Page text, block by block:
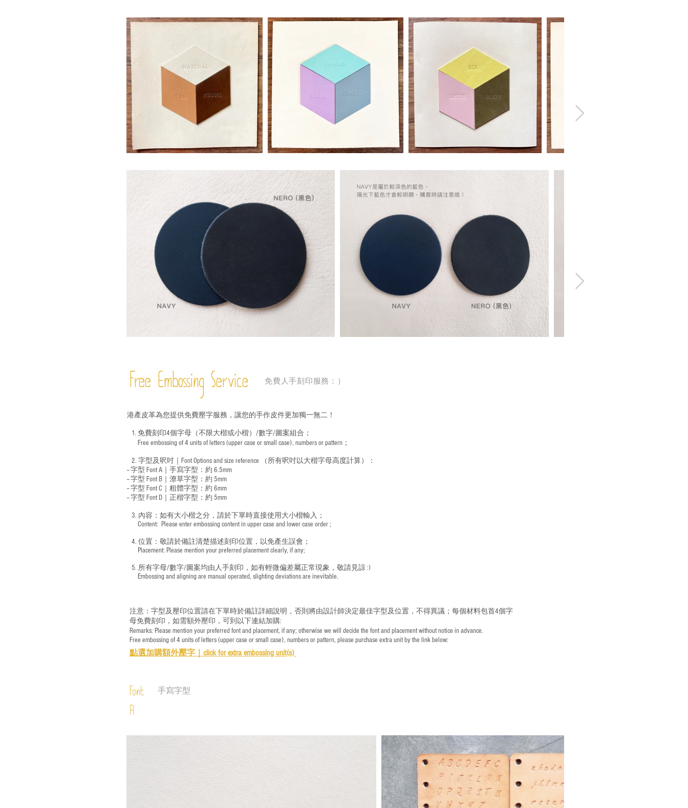
Free Embossing Service 免費人手刻印服務：）
港產皮革為您提供免費壓字服務，讓您的手作皮件更加獨一無二！
1. 免費刻印4個字母（不限大楷或小楷）/數字/圖案組合；
Free embossing of 4 units of letters (upper case or small case), numbers or pattern；
2. 字型及呎吋｜ Font Options and size reference
（所有呎吋以大楷字母高度計算）：
-- 字型 Font A｜手寫字型：約 6.5mm
-- 字型 Font B｜潦草字型： 約 5mm
-- 字型 Font C｜粗體字型：約 6mm
-- 字型 Font D｜正楷字型： 約 5mm
3. 內容：如有大小楷之分，請於下單時直接使用大小楷輸入；
​ Content: Please enter embossing content in upper case and lower case order ;
4. 位置：敬請於備註清楚描述刻印位置，以免產生誤會；
​ Placement: Please mention your preferred placement clearly, if any;
5. 所有字母/數字/圖案均由人手刻印，如有輕微偏差屬正常現象，敬請見諒 :)
​ Embossing and aligning are manual operated, slighting deviations are inevitable.
注意：字型及壓印位置請在下單時於備註詳細說明，否則將由設計師決定最佳字型及位置，不得異議；每個材料包首4個字
母免費刻印，如需額外壓印，可到以下連結加購:
Remarks: Please mention your preferred font and placement, if any; otherwise we will decide the font and placement without notice in advance.
Free embossing of 4 units of letters (upper case or small case), numbers or pattern, please purchase extra unit by the link below:
點選加購額外壓字｜ click for extra embossing unit(s)
Font
A
手寫字型